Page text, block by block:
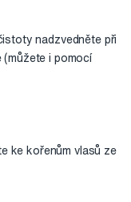
nadzvedněte při
(můžete i pomocí
ke kořenům vlasů ze